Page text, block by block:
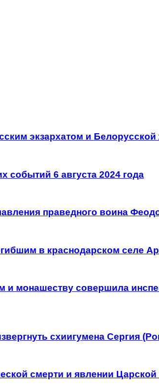
экзархатом и Белорусской
событий 6 августа 2024 года
праведного воина
в краснодарском селе
и монашеству совершила
схиигумена Сергия
смерти и явлении